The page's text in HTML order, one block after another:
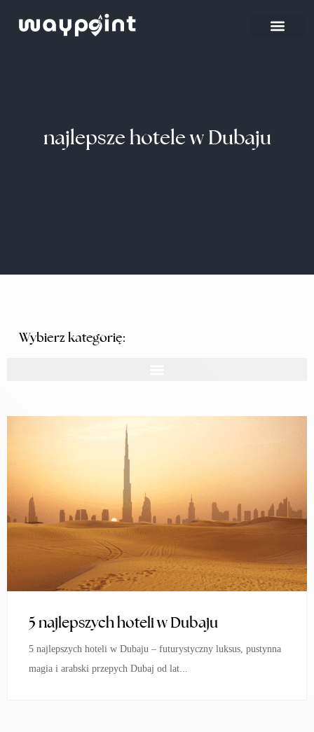
najlepsze hotele w Dubaju
Wybierz kategorię:
5 najlepszych hoteli w Dubaju
5 najlepszych hoteli w Dubaju – futurystyczny luksus, pustynna
magia i arabski przepych Dubaj od lat...